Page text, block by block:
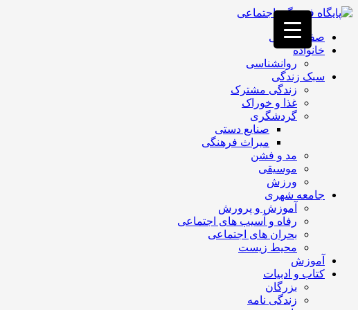
فصد
غرب
تهران
خشکشویی
تصفیه
تهران
صفحه اصلی
خانواده
روانشناسی
سبک زندگی
زندگی مشترک
غذا و خوراک
گردشگری
صنایع دستی
میراث فرهنگی
مد و فشن
موسیقی
ورزش
جامعه شهری
آموزش و پرورش
رفاه و آسیب های اجتماعی
بحران های اجتماعی
محیط زیست
آموزش
کتاب و ادبیات
بزرگان
زندگی نامه